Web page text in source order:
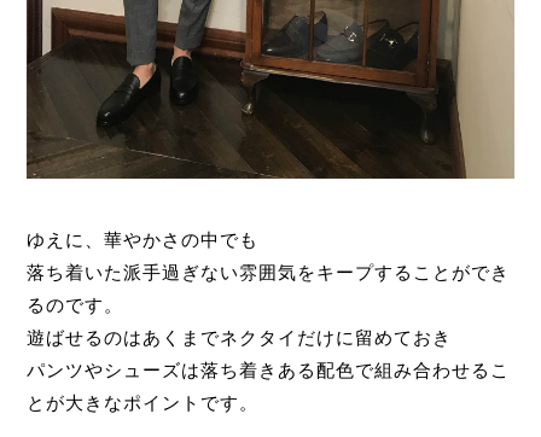
ゆえに、華やかさの中でも
落ち着いた派手過ぎない雰囲気をキープすることができ
るのです。
遊ばせるのはあくまでネクタイだけに留めておき
パンツやシューズは落ち着きある配色で組み合わせるこ
とが大きなポイントです。